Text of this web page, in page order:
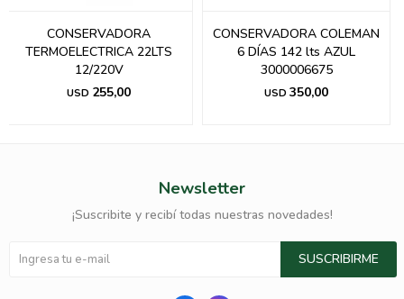
CONSERVADORA
TERMOELECTRICA 22LTS
12/220V
USD 255,00
CONSERVADORA COLEMAN
6 DÍAS 142 lts AZUL
3000006675
USD 350,00
Newsletter
¡Suscribite y recibí todas nuestras novedades!
SUSCRIBIRME